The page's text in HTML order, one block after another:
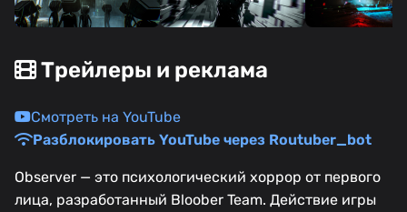
Трейлеры и реклама
Смотреть на YouTube
Разблокировать YouTube через Routuber_bot
Observer — это психологический хоррор от первого
лица, разработанный Bloober Team. Действие игры